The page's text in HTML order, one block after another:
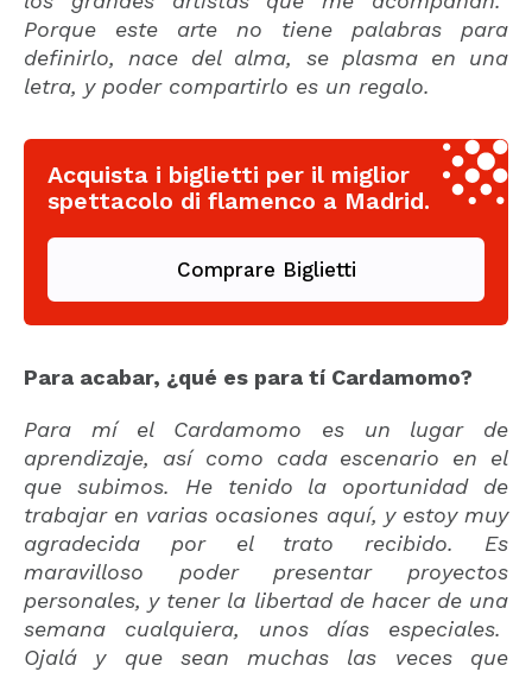
Porque este arte no tiene palabras para
definirlo, nace del alma, se plasma en una
letra, y poder compartirlo es un regalo.
Acquista i biglietti per il miglior
spettacolo di flamenco a Madrid.
Comprare Biglietti
Para acabar, ¿qué es para tí Cardamomo?
Para mí el Cardamomo es un lugar de
aprendizaje, así como cada escenario en el
que subimos. He tenido la oportunidad de
trabajar en varias ocasiones aquí, y estoy muy
agradecida por el trato recibido. Es
maravilloso poder presentar proyectos
personales, y tener la libertad de hacer de una
semana cualquiera, unos días especiales.
Ojalá y que sean muchas las veces que